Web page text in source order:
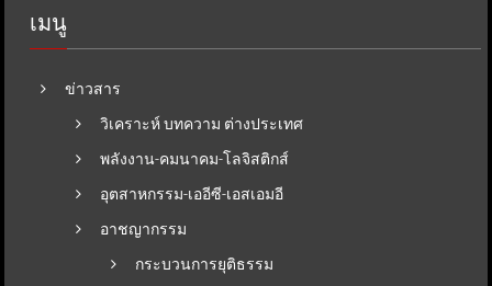
เมนู
ข่าวสาร
วิเคราะห์ บทความ ต่างประเทศ
พลังงาน-คมนาคม-โลจิสติกส์
อุตสาหกรรม-เออีซี-เอสเอมอี
อาชญากรรม
กระบวนการยุติธรรม